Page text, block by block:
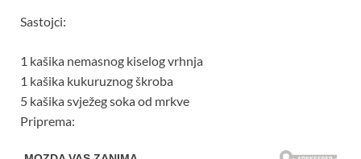
Sastojci:
1 kašika nemasnog kiselog vrhnja
1 kašika kukuruznog škroba
5 kašika svježeg soka od mrkve
Priprema: